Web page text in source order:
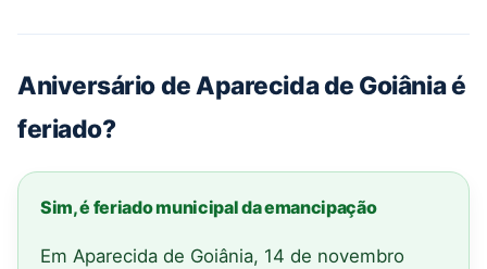
Aniversário de Aparecida de Goiânia é
feriado?
Sim, é feriado municipal da emancipação
Em Aparecida de Goiânia, 14 de novembro